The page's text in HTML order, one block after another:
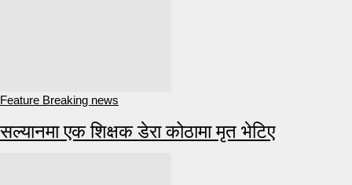
Feature Breaking news
सल्यानमा एक शिक्षक डेरा कोठामा मृत भेटिए